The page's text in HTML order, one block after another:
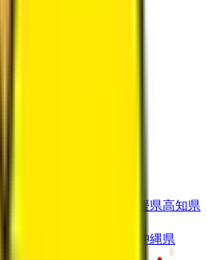
愛媛県高知県
沖縄県